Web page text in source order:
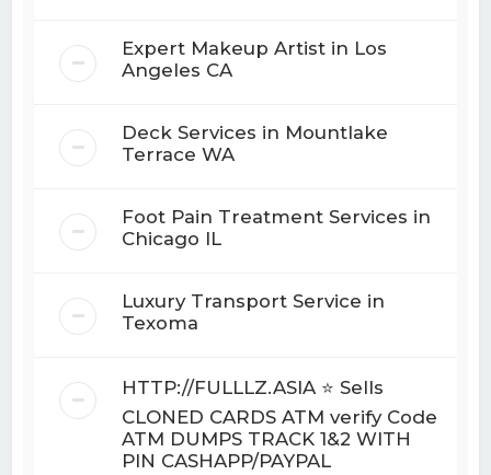
Expert Makeup Artist in Los
Angeles CA
Deck Services in Mountlake
Terrace WA
Foot Pain Treatment Services in
Chicago IL
Luxury Transport Service in
Texoma
HTTP://FULLLZ.ASIA ⭐️ Sells
CLONED CARDS ATM verify Code
ATM DUMPS TRACK 1&2 WITH
PIN CASHAPP/PAYPAL